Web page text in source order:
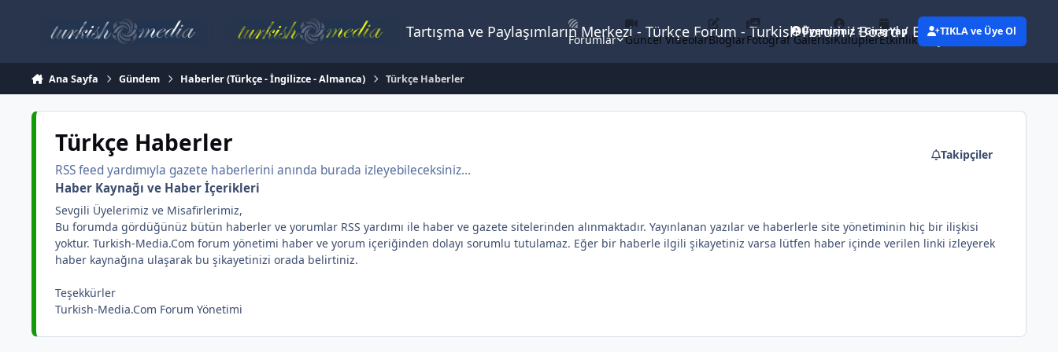
Tartışma ve Paylaşımların Merkezi - Türkçe Forum - Turkish Forum / Board / Blog
Forumlar Güncel VideolarBloglarFotoğraf GalerisiKulüplerEtkinliklerEylemler
Üyemisiniz ? Giriş Yap TIKLA ve Üye Ol
Ana Sayfa Gündem Haberler (Türkçe - İngilizce - Almanca) Türkçe Haberler
Türkçe Haberler
RSS feed yardımıyla gazete haberlerini anında burada izleyebileceksiniz...
Takipçiler
Haber Kaynağı ve Haber İçerikleri
Sevgili Üyelerimiz ve Misafirlerimiz,
Bu forumda gördüğünüz bütün haberler ve yorumlar RSS yardımı ile haber ve gazete sitelerinden alınmaktadır. Yayınlanan yazılar ve haberlerle site yönetiminin hiç bir ilişkisi
yoktur. Turkish-Media.Com forum yönetimi haber ve yorum içeriğinden dolayı sorumlu tutulamaz. Eğer bir haberle ilgili şikayetiniz varsa lütfen haber içinde verilen linki izleyerek
haber kaynağına ulaşarak bu şikayetinizi orada belirtiniz.
Teşekkürler
Turkish-Media.Com Forum Yönetimi